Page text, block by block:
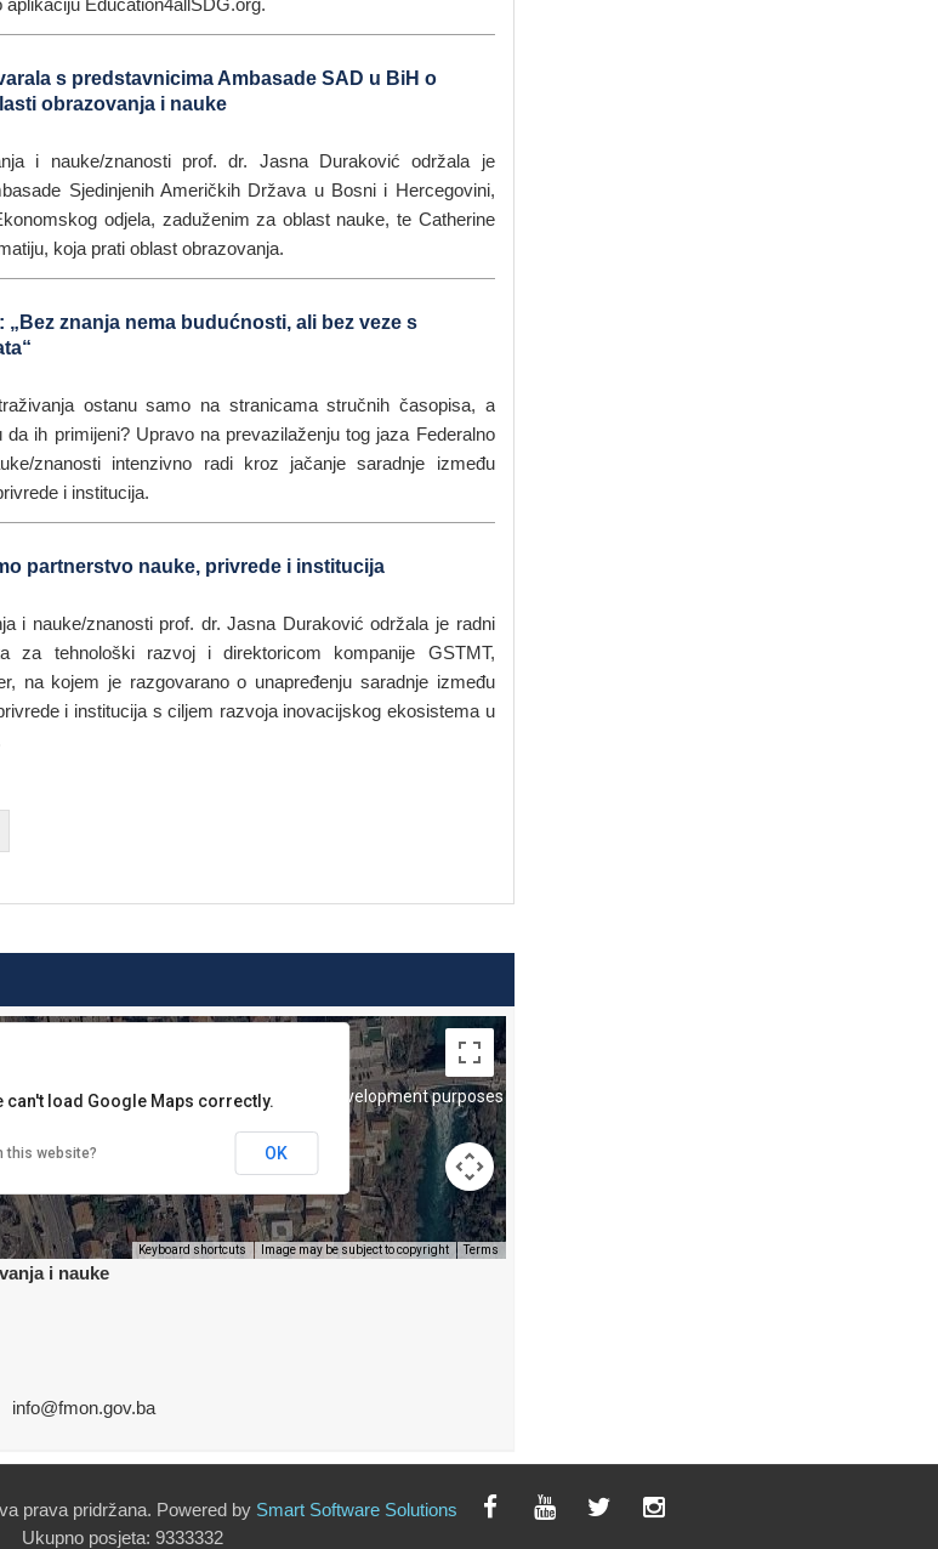
Education4allSDG.org.
s predstavnicima Ambasade SAD u BiH o
obrazovanja i nauke
i nauke/znanosti prof. dr. Jasna Duraković održala je
Sjedinjenih Američkih Država u Bosni i Hercegovini,
odjela, zaduženim za oblast nauke, te Catherine
koja prati oblast obrazovanja.
znanja nema budućnosti, ali bez veze s
ostanu samo na stranicama stručnih časopisa, a
da ih primijeni? Upravo na prevazilaženju tog jaza Federalno
znanosti intenzivno radi kroz jačanje saradnje između
i institucija.
partnerstvo nauke, privrede i institucija
i nauke/znanosti prof. dr. Jasna Duraković održala je radni
za tehnološki razvoj i direktoricom kompanije GSTMT,
na kojem je razgovarano o unapređenju saradnje između
i institucija s ciljem razvoja inovacijskog ekosistema u
development purposes only
development purposes only For development purposes only
Keyboard shortcuts Image may be subject to copyright Terms
can't load Google Maps correctly.
this website? OK
i nauke
info@fmon.gov.ba
prava pridržana. Powered by Smart Software Solutions
Ukupno posjeta: 9333332